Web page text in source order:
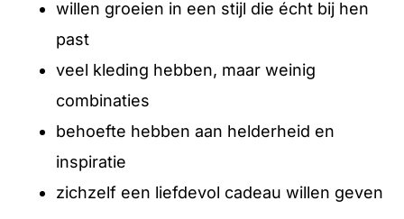
willen groeien in een stijl die écht bij hen
past
veel kleding hebben, maar weinig
combinaties
behoefte hebben aan helderheid en
inspiratie
zichzelf een liefdevol cadeau willen geven